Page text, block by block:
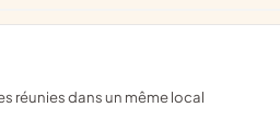
réunies dans un même local